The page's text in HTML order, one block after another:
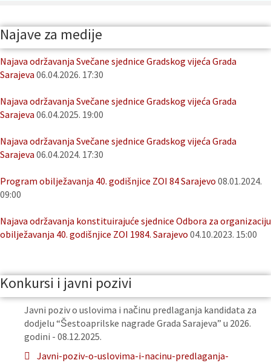
Najave za medije
Najava održavanja Svečane sjednice Gradskog vijeća Grada
Sarajeva 06.04.2026. 17:30
Najava održavanja Svečane sjednice Gradskog vijeća Grada
Sarajeva 06.04.2025. 19:00
Najava održavanja Svečane sjednice Gradskog vijeća Grada
Sarajeva 06.04.2024. 17:30
Program obilježavanja 40. godišnjice ZOI 84 Sarajevo 08.01.2024.
09:00
Najava održavanja konstituirajuće sjednice Odbora za organizaciju
obilježavanja 40. godišnjice ZOI 1984. Sarajevo 04.10.2023. 15:00
Konkursi i javni pozivi
Javni poziv o uslovima i načinu predlaganja kandidata za
dodjelu “Šestoaprilske nagrade Grada Sarajeva” u 2026.
godini - 08.12.2025.
Javni-poziv-o-uslovima-i-nacinu-predlaganja-